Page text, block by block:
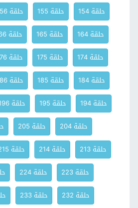
حلقة 154
حلقة 155 حلقة 156
حلقة 164
حلقة 165 حلقة 166
حلقة 174
حلقة 175 حلقة 176
حلقة 184
حلقة 185 حلقة 186
حلقة 194
حلقة 195 حلقة 196
حلقة 204
حلقة 205
حلقة 213
حلقة 214 حلقة 215
حلقة 223
حلقة 224
حلقة 232
حلقة 233